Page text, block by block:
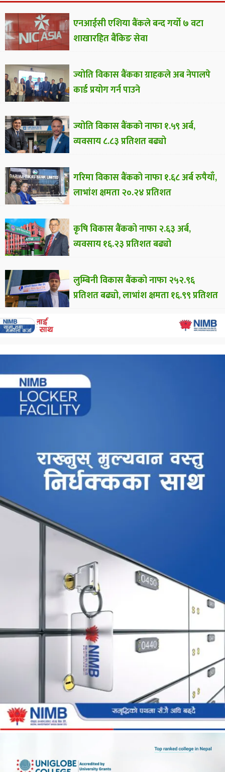
एनआईसी एशिया बैंकले बन्द गर्यो ७ वटा
शाखारहित बैंकिङ सेवा
ज्योति विकास बैंकका ग्राहकले अब नेपालपे
कार्ड प्रयोग गर्न पाउने
ज्योति विकास बैंकको नाफा १.५९ अर्ब,
व्यवसाय ८.८३ प्रतिशत बढ्यो
गरिमा विकास बैंकको नाफा १.६८ अर्ब रुपैयाँ,
लाभांश क्षमता २०.२४ प्रतिशत
कृषि विकास बैंकको नाफा २.६३ अर्ब,
व्यवसाय १६.२३ प्रतिशत बढ्यो
लुम्बिनी विकास बैंकको नाफा २५२.९६
प्रतिशत बढ्यो, लाभांश क्षमता १६.९९ प्रतिशत